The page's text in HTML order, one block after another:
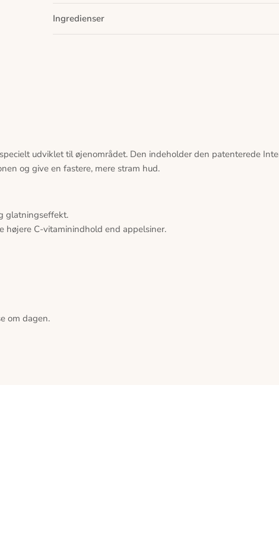
Ingredienser
udviklet til øjenområdet. Den indeholder den patenterede
og give en fastere, mere stram hud.
glatningseffekt.
højere C-vitaminindhold end appelsiner.
om dagen.